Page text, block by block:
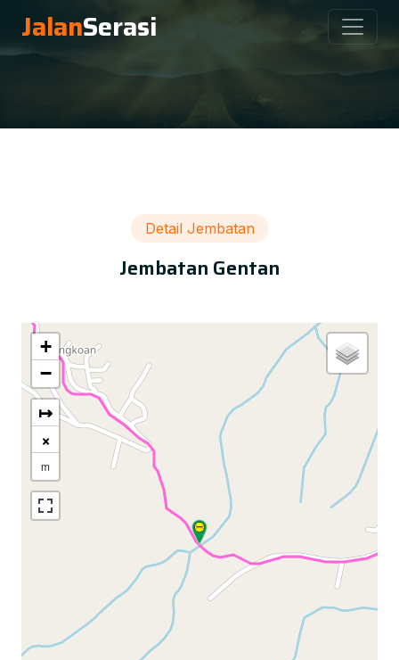
JalanSerasi
Detail Jembatan
Jembatan Gentan
+
−
↦
×
m